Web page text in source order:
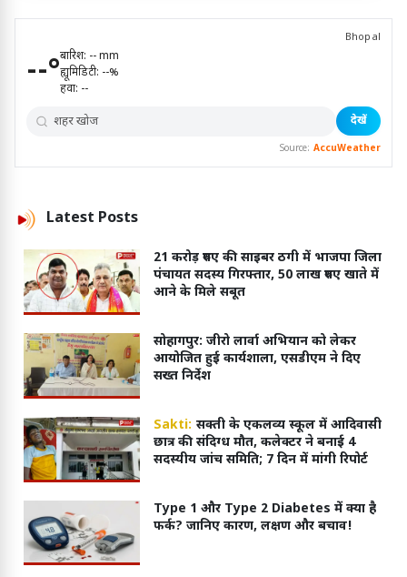
Bhopal
--°बारिश: --mm
ह्यूमिडिटी: --%
हवा: --
देखें
Source: AccuWeather
Latest Posts
21 करोड़ रुपए की साइबर ठगी में भाजपा जिला
पंचायत सदस्य गिरफ्तार, 50 लाख रुपए खाते में
आने के मिले सबूत
सोहागपुर: जीरो लार्वा अभियान को लेकर
आयोजित हुई कार्यशाला, एसडीएम ने दिए
सख्त निर्देश
Sakti: सक्ती के एकलव्य स्कूल में आदिवासी
छात्र की संदिग्ध मौत, कलेक्टर ने बनाई 4
सदस्यीय जांच समिति; 7 दिन में मांगी रिपोर्ट
Type 1 और Type 2 Diabetes में क्या है
फर्क? जानिए कारण, लक्षण और बचाव!